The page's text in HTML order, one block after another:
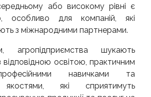
або високому рівні є
особливо для компаній, які
з міжнародними партнерами.
агропідприємства шукають
відповідною освітою, практичним
навичками та
які сприятимуть